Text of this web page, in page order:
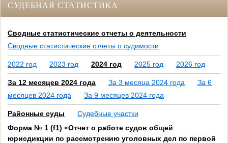
СУДЕБНАЯ СТАТИСТИКА
Сводные статистические отчеты о деятельности
Сводные статистические отчеты о судимости
2022 год 2023 год 2024 год 2025 год 2026 год
За 12 месяцев 2024 года За 3 месяца 2024 года
За 6
месяцев 2024 года
За 9 месяцев 2024 года
Районные суды
Судебные участки
Форма № 1 (f1) «Отчет о работе судов общей
юрисдикции по рассмотрению уголовных дел по первой